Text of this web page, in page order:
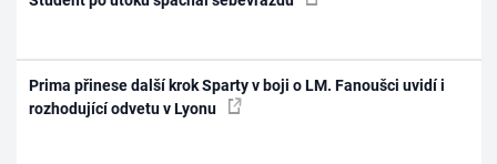
Prima přinese další krok Sparty v boji o LM. Fanoušci uvidí i
rozhodující odvetu v Lyonu